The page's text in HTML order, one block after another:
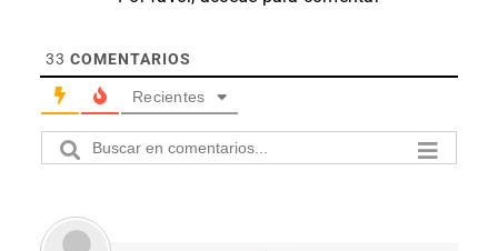
33 COMENTARIOS
Recientes